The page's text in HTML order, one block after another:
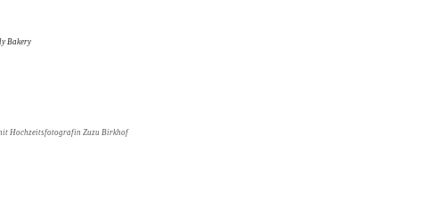
Bakery
Hochzeitsfotografin Zuzu Birkhof